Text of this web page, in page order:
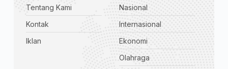
Tentang Kami
Kontak
Iklan
Nasional
Internasional
Ekonomi
Olahraga